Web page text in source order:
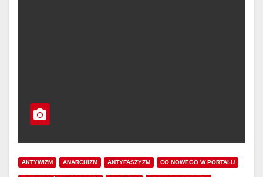
AKTYWIZM ANARCHIZM ANTYFASZYZM CO NOWEGO W PORTALU